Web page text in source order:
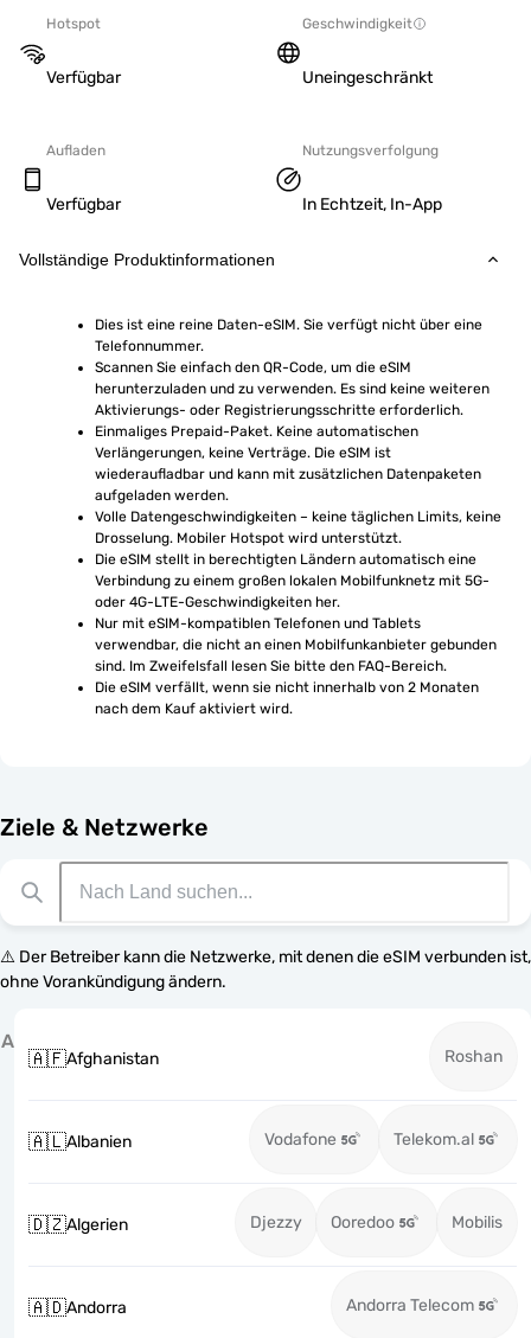
Hotspot
Verfügbar
Geschwindigkeit
Uneingeschränkt
Aufladen
Verfügbar
Nutzungsverfolgung
In Echtzeit, In-App
Vollständige Produktinformationen
Dies ist eine reine Daten-eSIM. Sie verfügt nicht über eine
Telefonnummer.
Scannen Sie einfach den QR-Code, um die eSIM
herunterzuladen und zu verwenden. Es sind keine weiteren
Aktivierungs- oder Registrierungsschritte erforderlich.
Einmaliges Prepaid-Paket. Keine automatischen
Verlängerungen, keine Verträge. Die eSIM ist
wiederaufladbar und kann mit zusätzlichen Datenpaketen
aufgeladen werden.
Volle Datengeschwindigkeiten – keine täglichen Limits, keine
Drosselung. Mobiler Hotspot wird unterstützt.
Die eSIM stellt in berechtigten Ländern automatisch eine
Verbindung zu einem großen lokalen Mobilfunknetz mit 5G-
oder 4G-LTE-Geschwindigkeiten her.
Nur mit eSIM-kompatiblen Telefonen und Tablets
verwendbar, die nicht an einen Mobilfunkanbieter gebunden
sind. Im Zweifelsfall lesen Sie bitte den FAQ-Bereich.
Die eSIM verfällt, wenn sie nicht innerhalb von 2 Monaten
nach dem Kauf aktiviert wird.
Ziele & Netzwerke
⚠️ Der Betreiber kann die Netzwerke, mit denen die eSIM verbunden ist,
ohne Vorankündigung ändern.
A
🇦🇫Afghanistan Roshan
🇦🇱Albanien Vodafone Telekom.al
🇩🇿Algerien Djezzy Ooredoo Mobilis
🇦🇩Andorra Andorra Telecom